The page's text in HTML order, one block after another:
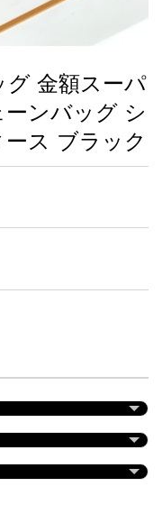
グ 金額スーパ
ンバッグ シ
ス ブラック